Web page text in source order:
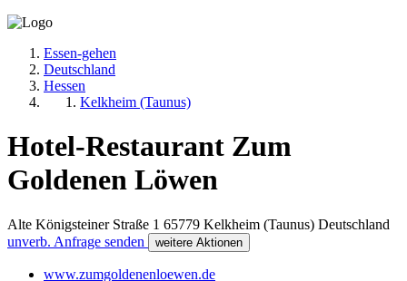
Essen-gehen
Deutschland
Hessen
Kelkheim (Taunus)
Hotel-Restaurant Zum
Goldenen Löwen
Alte Königsteiner Straße 1 65779 Kelkheim (Taunus) Deutschland
unverb. Anfrage senden
weitere Aktionen
www.zumgoldenenloewen.de